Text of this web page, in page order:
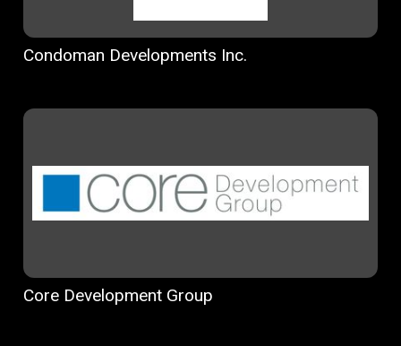
Condoman Developments Inc.
Core Development Group